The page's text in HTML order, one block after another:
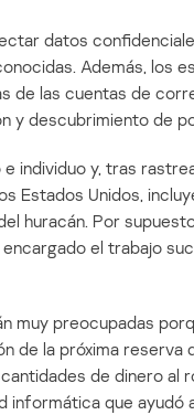
datos
Además, los
de las cuentas de
y descubrimiento de
individuo y, tras
Estados Unidos,
huracán. Por
el trabajo
muy preocupadas
de la próxima reserva
de dinero al
informática que ayudó